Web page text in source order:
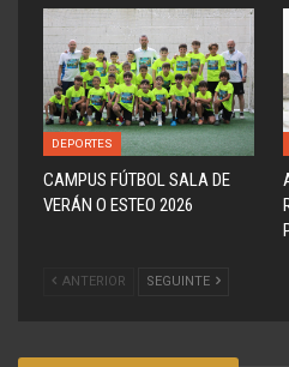
DEPORTES
CAMPUS FÚTBOL SALA DE
VERÁN O ESTEO 2026
ANTERIOR SEGUINTE